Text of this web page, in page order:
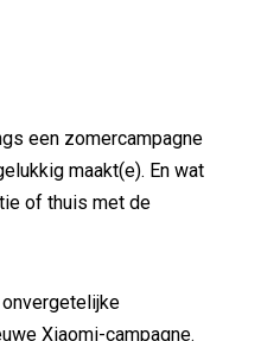
een zomercampagne
maakt(e). En wat
of thuis met de
Xiaomi-campagne.
Direct ‘kaapt’...
zet antidiefstal centraal
Oost zet AI-presentator in voor...